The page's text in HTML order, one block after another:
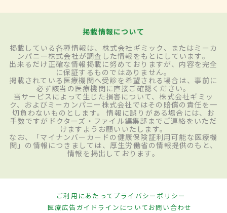
掲載情報について
掲載している各種情報は、株式会社ギミック、またはミーカ
ンパニー株式会社が調査した情報をもとにしています。
出来るだけ正確な情報掲載に努めておりますが、内容を完全
に保証するものではありません。
掲載されている医療機関へ受診を希望される場合は、事前に
必ず該当の医療機関に直接ご確認ください。
当サービスによって生じた損害について、株式会社ギミッ
ク、およびミーカンパニー株式会社ではその賠償の責任を一
切負わないものとします。 情報に誤りがある場合には、お
手数ですがドクターズ・ファイル編集部までご連絡をいただ
けますようお願いいたします。
なお、「マイナンバーカードの健康保険証利用可能な医療機
関」の情報につきましては、厚生労働省の情報提供のもと、
情報を掲出しております。
ご利用にあたってプライバシーポリシー
医療広告ガイドラインについてお問い合わせ